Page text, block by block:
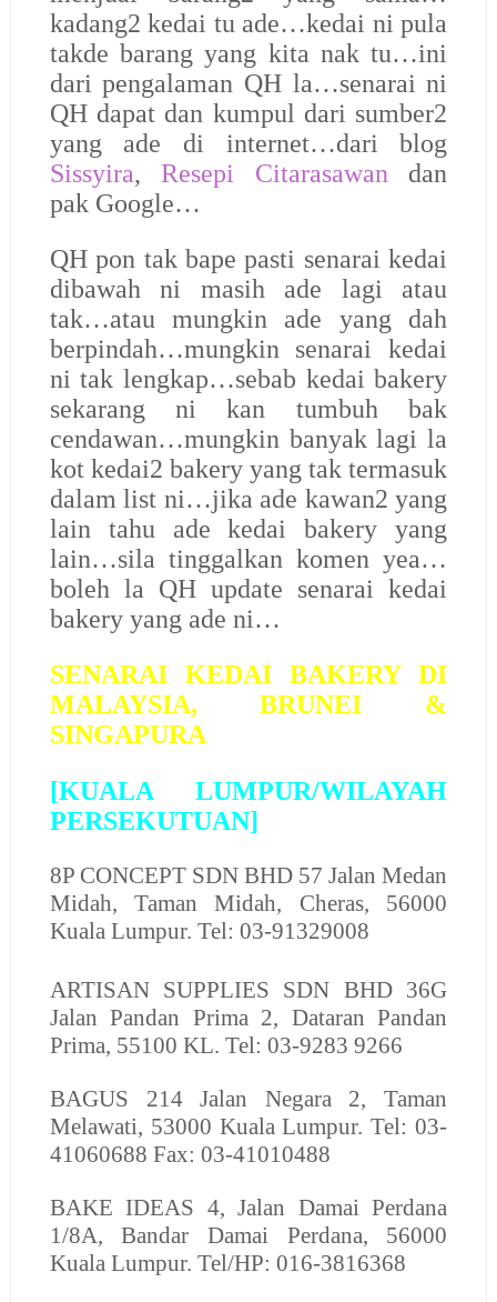
kadang2 kedai tu ade…kedai ni pula
takde barang yang kita nak tu…ini
dari pengalaman QH la…senarai ni
QH dapat dan kumpul dari sumber2
yang ade di internet…dari blog
Sissyira,Resepi Citarasawan dan
pak Google…
QH pon tak bape pasti senarai kedai
dibawah ni masih ade lagi atau
tak…atau mungkin ade yang dah
berpindah…mungkin senarai kedai
ni tak lengkap…sebab kedai bakery
sekarang ni kan tumbuh bak
cendawan…mungkin banyak lagi la
kot kedai2 bakery yang tak termasuk
dalam list ni…jika ade kawan2 yang
lain tahu ade kedai bakery yang
lain…sila tinggalkan komen yea…
boleh la QH update senarai kedai
bakery yang ade ni…
SENARAI KEDAI BAKERY DI
MALAYSIA, BRUNEI &
SINGAPURA
[KUALA LUMPUR/WILAYAH
PERSEKUTUAN]
8P CONCEPT SDN BHD 57 Jalan Medan
Midah, Taman Midah, Cheras, 56000
Kuala Lumpur. Tel: 03-91329008
ARTISAN SUPPLIES SDN BHD36G
Jalan Pandan Prima 2, Dataran Pandan
Prima, 55100 KL. Tel: 03-9283 9266
BAGUS 214 Jalan Negara 2, Taman
Melawati, 53000 Kuala Lumpur. Tel: 03-
41060688 Fax: 03-41010488
BAKE IDEAS 4, Jalan Damai Perdana
1/8A, Bandar Damai Perdana, 56000
Kuala Lumpur. Tel/HP: 016-3816368